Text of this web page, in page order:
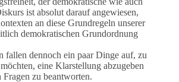
ist absolut darauf angewiesen,
an diese Grundregeln unserer
demokratischen Grundordnung
fallen dennoch ein paar Dinge auf, zu
eine Klarstellung abzugeben
zu beantworten.